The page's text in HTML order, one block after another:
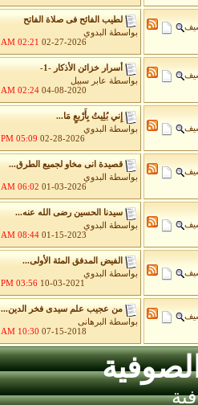
لطيب الفائح فى صلاة الفاتح
بواسطة
البدوي
02-27-2026
02:21 AM
أسرار خزائن اﻷذكار -1-
بواسطة عابر سبيل
04-08-2020
02:24 AM
إِني بُلِيتُ بِأَرْبعٍ مَا...
بواسطة
البدوي
02-28-2026
05:09 PM
قصيدة انى مخاو لجميع الطرق...
بواسطة
البدوي
01-03-2026
06:02 AM
سيدنا الحسين رضى الله عنه...
بواسطة
البدوي
01-15-2023
08:44 AM
الفيض المدفق المئة الأولى...
بواسطة
البدوي
10-03-2021
03:56 PM
من عجيب علم سيدى فخر الدين...
بواسطة
البرهانى
07-15-2018
10:30 AM